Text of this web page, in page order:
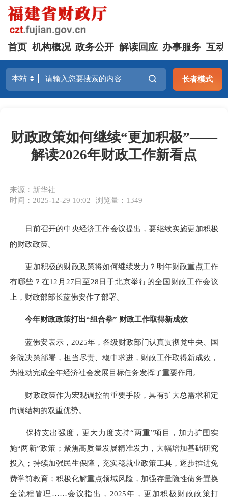
首页 机构概况 政务公开 解读回应 办事服务 互动
长者模式
财政政策如何继续“更加积极”——
解读2026年财政工作新看点
来源：新华社
时间：2025-12-29 10:02
浏览量：1349
日前召开的中央经济工作会议提出，要继续实施更加积极
的财政政策。
更加积极的财政政策将如何继续发力？明年财政重点工作
有哪些？在12月27日至28日于北京举行的全国财政工作会议
上，财政部部长蓝佛安作了部署。
今年财政政策打出“组合拳” 财政工作取得新成效
蓝佛安表示，2025年，各级财政部门认真贯彻党中央、国
务院决策部署，担当尽责、稳中求进，财政工作取得新成效，
为推动完成全年经济社会发展目标任务发挥了重要作用。
财政政策作为宏观调控的重要手段，具有扩大总需求和定
向调结构的双重优势。
保持支出强度，更大力度支持“两重”项目，加力扩围实
施“两新”政策；聚焦高质量发展精准发力，大幅增加基础研究
投入；持续加强民生保障，充实稳就业政策工具，逐步推进免
费学前教育；积极化解重点领域风险，加强存量隐性债务置换
全流程管理……会议指出，2025年，更加积极财政政策打